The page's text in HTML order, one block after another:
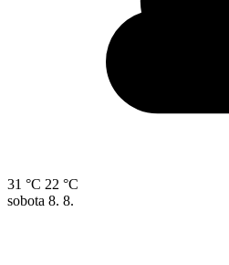
31 °C 22 °C
sobota 8. 8.